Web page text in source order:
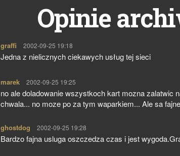
Opinie
graffi pisze:
2002-09-25 19:18
Jedna z nielicznych ciekawych usług tej sieci
marek pisze:
2002-09-25 19:25
no ale doladowanie wszystkoch kart mozna zalatwic
chwala... no moze po za tym waparkiem... Ale sa
ghostdog pisze:
2002-09-25 19:28
Bardzo fajna usluga oszczedza czas i jest